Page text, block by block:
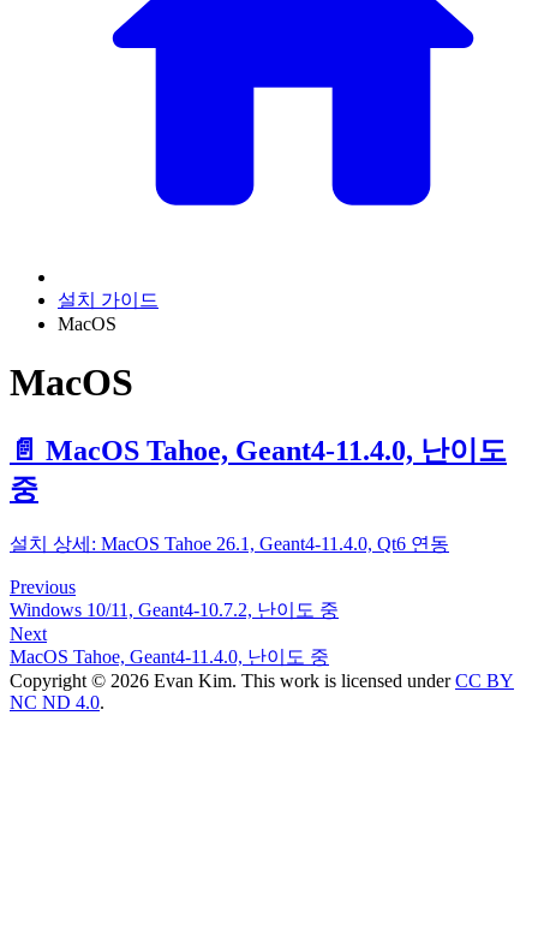
설치 가이드
MacOS
MacOS
📄️ MacOS Tahoe, Geant4-11.4.0, 난이도
중
설치 상세: MacOS Tahoe 26.1, Geant4-11.4.0, Qt6 연동
Previous
Windows 10/11, Geant4-10.7.2, 난이도 중
Next
MacOS Tahoe, Geant4-11.4.0, 난이도 중
Copyright © 2026 Evan Kim. This work is licensed underCC BY
NC ND 4.0.